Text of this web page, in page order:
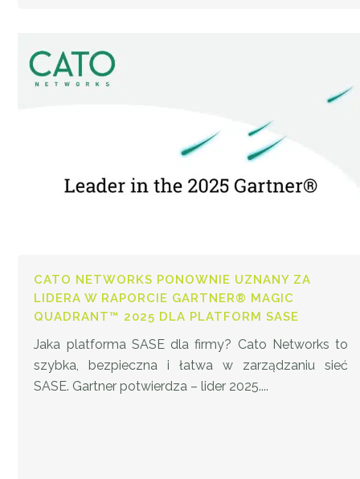
CATO NETWORKS PONOWNIE UZNANY ZA
LIDERA W RAPORCIE GARTNER® MAGIC
QUADRANT™ 2025 DLA PLATFORM SASE
Jaka platforma SASE dla firmy? Cato Networks to
szybka, bezpieczna i łatwa w zarządzaniu sieć
SASE. Gartner potwierdza – lider 2025....